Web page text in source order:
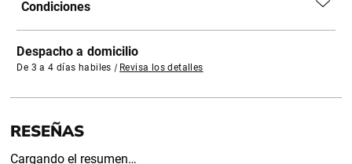
Condiciones
Despacho a domicilio
De 3 a 4 días habiles | Revisa los detalles
Cargando el resumen…